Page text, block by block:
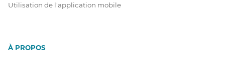
Utilisation de l'application mobile
À PROPOS